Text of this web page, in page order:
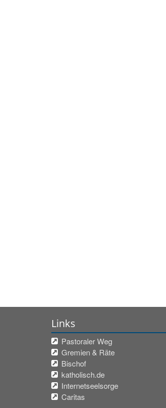
Links
Pastoraler Weg
Gremien & Räte
Bischof
katholisch.de
Internetseelsorge
Caritas